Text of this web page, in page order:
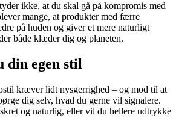
ikke, at du skal gå på kompromis med
mange, at produkter med færre
på huden og giver et mere naturligt
både klæder dig og planeten.
din egen stil
kræver lidt nysgerrighed – og mod til at
dig selv, hvad du gerne vil signalere.
og naturlig, eller vil du hellere udtrykke